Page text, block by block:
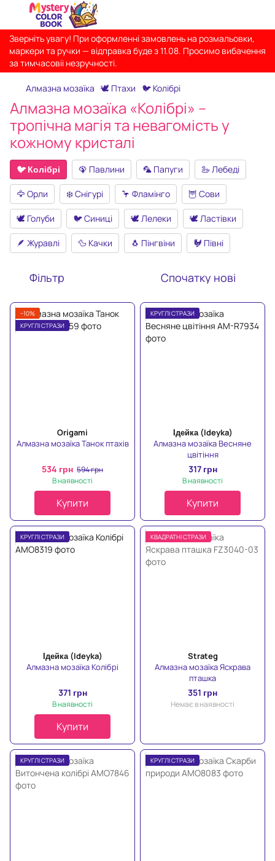
Зверніть увагу! При оформленні замовлень на розмальовки,
маркери та ручки — відправка буде з 11.08. Просимо вибачення
за тимчасовіі незручності.
Алмазна мозаїка 🕊️ Птахи 🐦 Колібрі
Алмазна мозаїка «Колібрі» –
тропічна магія та невагомість у
кожному кристалі
🐦 Колібрі 🦚 Павлини 🦜 Папуги 🦢 Лебеді
🦅 Орли ❄️ Снігурі 🦩 Фламінго 🦉 Сови
🕊 Голуби 🐦 Синиці 🕊 Лелеки 🕊️ Ластівки
🪶 Журавлі 🦆 Качки 🐧 Пінгвіни 🐓 Півні
Фільтр Спочатку нові
−10%
КРУГЛІ СТРАЗИ
Origami
Алмазна мозаїка Танок птахів
534 грн 594 грн
В наявності
Купити
КРУГЛІ СТРАЗИ
Ідейка (Ideyka)
Алмазна мозаїка Весняне
цвітіння
317 грн
В наявності
Купити
КРУГЛІ СТРАЗИ
Ідейка (Ideyka)
Алмазна мозаїка Колібрі
371 грн
В наявності
Купити
КВАДРАТНІ СТРАЗИ
Strateg
Алмазна мозаїка Яскрава
пташка
351 грн
Немає в наявності
КРУГЛІ СТРАЗИ КРУГЛІ СТРАЗИ